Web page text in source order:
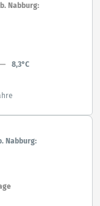
Nabburg:
8,3°C
Nabburg: